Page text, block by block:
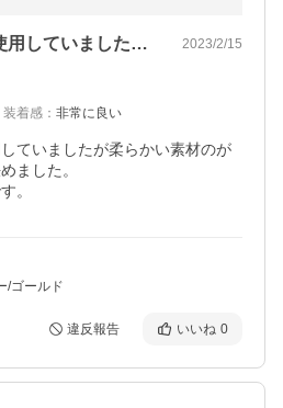
今まで固めのものを使用していましたが柔… 2023/2/15
装着感 ： 非常に良い
ていましたが柔らかい素材のが
ました。
。
/ゴールド
違反報告 いいね 0